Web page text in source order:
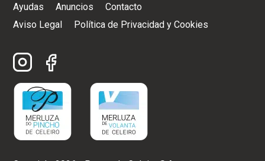
Ayudas Anuncios
Contacto
Aviso Legal
Política de Privacidad y Cookies